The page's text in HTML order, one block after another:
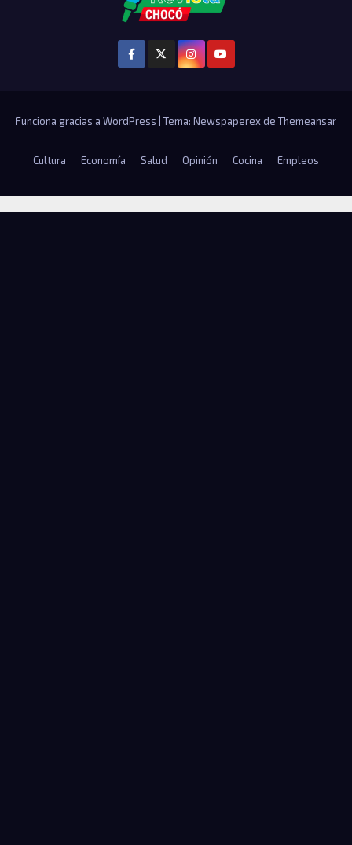
Funciona gracias a WordPress Tema: Newspaperex de Themeansar
Cultura Economía Salud Opinión Cocina Empleos